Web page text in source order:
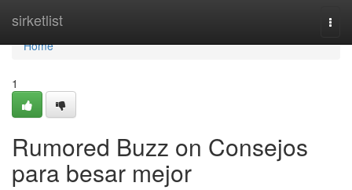
sirketlist
Home
Home
1
Rumored Buzz on Consejos
para besar mejor